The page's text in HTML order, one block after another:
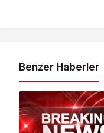
Benzer Haberler